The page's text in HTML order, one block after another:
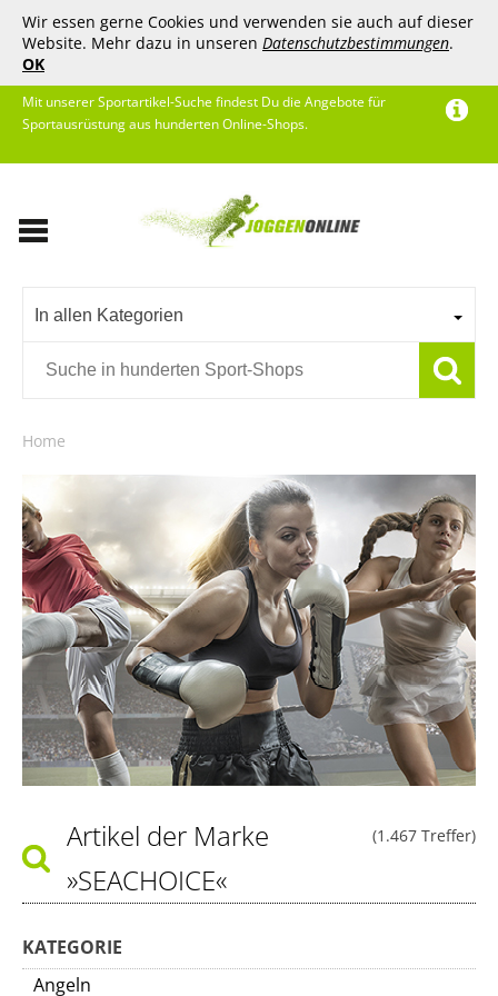
Wir essen gerne Cookies und verwenden sie auch auf dieser
Website. Mehr dazu in unseren Datenschutzbestimmungen.
OK
Mit unserer Sportartikel-Suche findest Du die Angebote für
Sportausrüstung aus hunderten Online-Shops.
In allen Kategorien
Home
(1.467 Treffer)
Artikel der Marke
»SEACHOICE«
KATEGORIE
Angeln